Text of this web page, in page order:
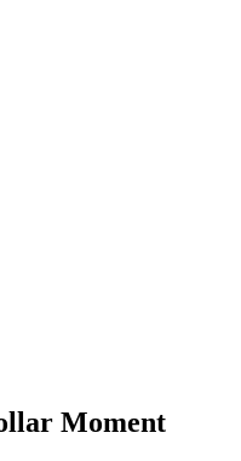
Moment